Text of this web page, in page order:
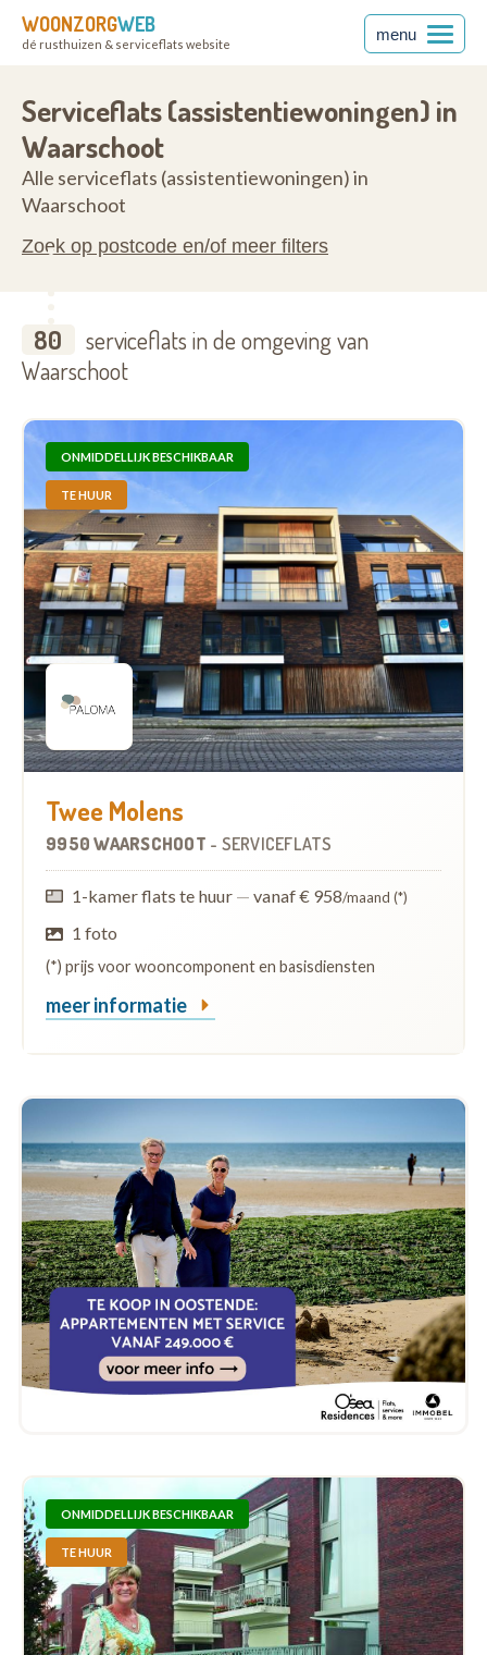
WOONZORGWEB
dé rusthuizen & serviceflats website
menu
Serviceflats (assistentiewoningen) in
Waarschoot
Alle serviceflats (assistentiewoningen) in
Waarschoot
Zoek op postcode en/of meer filters
80
serviceflats in de omgeving van
Waarschoot
ONMIDDELLIJK BESCHIKBAAR
TE HUUR
Twee Molens
9950 WAARSCHOOT - SERVICEFLATS
1-kamer flats te huur — vanaf € 958/maand (*)
1 foto
(*) prijs voor wooncomponent en basisdiensten
meer informatie
ONMIDDELLIJK BESCHIKBAAR
TE HUUR